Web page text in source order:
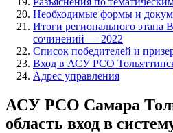
Необходимые формы и
Итоги регионального этапа
сочинений — 2022
Список победителей и
Вход в АСУ РСО
Адрес управления
АСУ РСО Самара
область вход в